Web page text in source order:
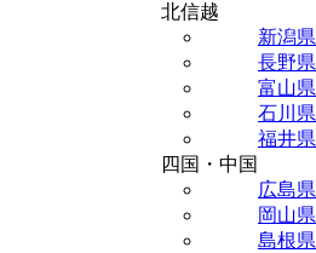
北信越
新潟県
長野県
富山県
石川県
福井県
四国・中国
広島県
岡山県
島根県